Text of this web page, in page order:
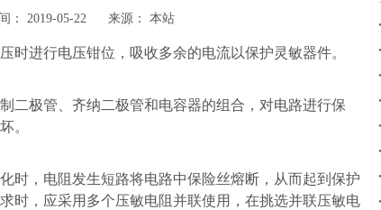
2019-05-22 来源： 本站
时进行电压钳位，吸收多余的电流以保护灵敏器件。
二极管、齐纳二极管和电容器的组合，对电路进行保
。
时，电阻发生短路将电路中保险丝熔断，从而起到保护
时，应采用多个压敏电阻并联使用，在挑选并联压敏电